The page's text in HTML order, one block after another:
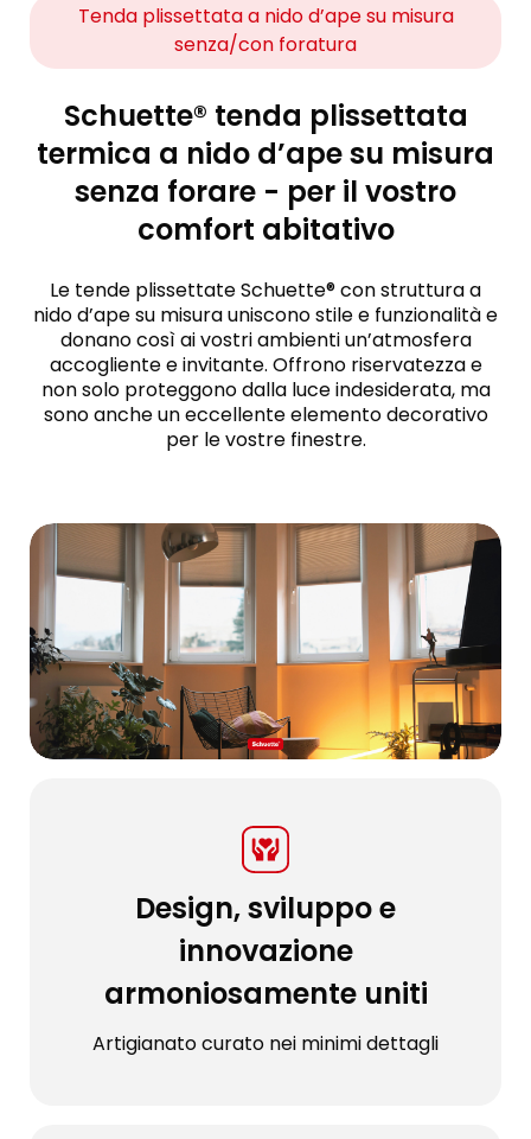
Tenda plissettata a nido d’ape su misura
senza/con foratura
Schuette® tenda plissettata
termica a nido d’ape su misura
senza forare - per il vostro
comfort abitativo
Le tende plissettate Schuette® con struttura a
nido d’ape su misura uniscono stile e funzionalità e
donano così ai vostri ambienti un’atmosfera
accogliente e invitante. Offrono riservatezza e
non solo proteggono dalla luce indesiderata, ma
sono anche un eccellente elemento decorativo
per le vostre finestre.
Design, sviluppo e
innovazione
armoniosamente uniti
Artigianato curato nei minimi dettagli